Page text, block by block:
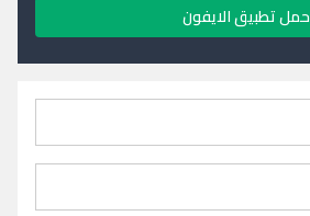
حمل تطبيق الايفون